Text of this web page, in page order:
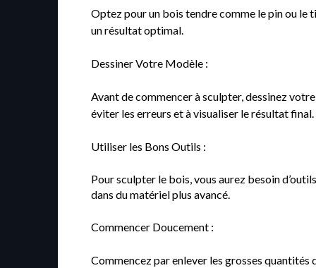
Optez pour un bois tendre comme le pin ou le
un résultat optimal.
Dessiner Votre Modèle :
Avant de commencer à sculpter, dessinez
éviter les erreurs et à visualiser le résultat final.
Utiliser les Bons Outils :
Pour sculpter le bois, vous aurez besoin
dans du matériel plus avancé.
Commencer Doucement :
Commencez par enlever les grosses